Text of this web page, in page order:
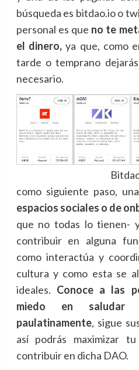
búsqueda es bitdao.io o
personal es que no te
el dinero,ya que, como
tarde o temprano
necesario.
como siguiente paso,
espacios sociales o de
que no todas lo tienen-
contribuir en alguna
como interactúa y
cultura y como esta se
ideales. Conoce a las
miedo en
paulatinamente, sigue
así podrás maximizar
contribuir en dicha DAO.